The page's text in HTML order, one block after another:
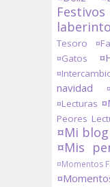
Festivos
Tesoro
¤Gatos
navidad
¤Lecturas
Peores
¤Mi blog
¤Mis
¤Momentos